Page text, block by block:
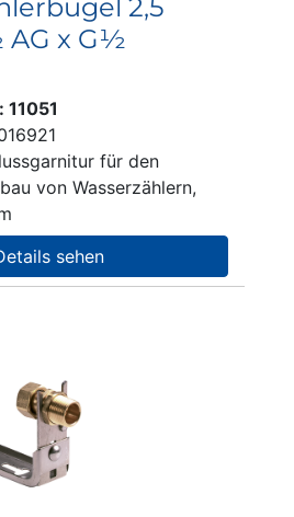
2,5
AG x G½
für den
von Wasserzählern,
sehen